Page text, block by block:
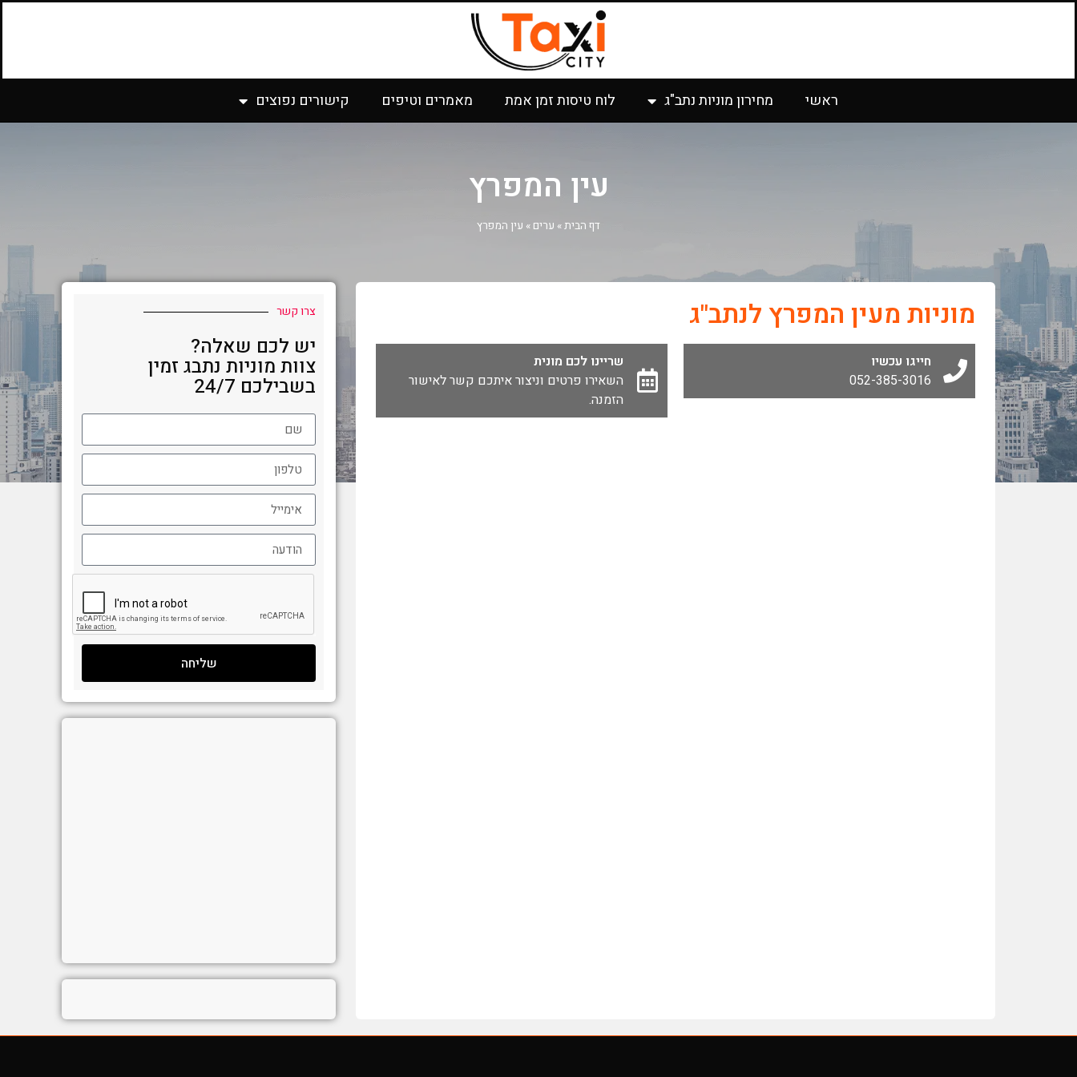
ראשי מחירון מוניות נתב"ג לוח טיסות זמן אמת מאמרים וטיפים קישורים נפוצים
עין המפרץ
דף הבית» ערים » עין המפרץ
מוניות מעין המפרץ לנתב"ג
חייגו עכשיו
052-385-3016
שריינו לכם מונית
השאירו פרטים וניצור איתכם קשר לאישור
הזמנה.
צרו קשר
יש לכם שאלה?
צוות מוניות נתבג זמין
בשבילכם 24/7
שליחה